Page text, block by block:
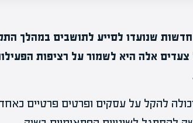
חדשות שנועדו לסייע לתושבים במהלך
אלה היא לשמור על רציפות
להקל על עסקים ופרטים פרטיים